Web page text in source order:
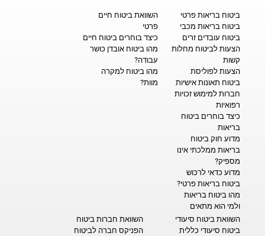
ביטוח בריאות פרטי
ביטוח בריאות מכבי
ביטוח עובדים זרים
הצעות לביטוח מחלות
קשות
הצעות לפוליסת
ביטוח תאונות אישיות
חברות למימוש זכויות
רפואיות
כיצד בוחרים ביטוח
בריאות
מדוע חוק ביטוח
בריאות ממלכתי אינו
מספיק?
מדוע כדאי לרכוש
ביטוח בריאות פרטי?
מהו ביטוח בריאות
ולמי הוא מתאים
השוואת ביטוח חיים
פרטי
כיצד בוחרים ביטוח חיים
מהו ביטוח אובדן כושר
עבודה?
מהו ביטוח למקרה
מוות?
השוואת ביטוח סיעודי
ביטוח סיעודי כללית
השוואת חברות ביטוח
הפניקס חברה לביטוח